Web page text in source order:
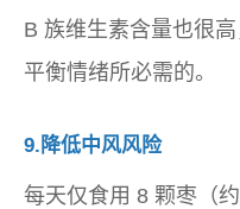
B 族维生素含量也很
平衡情绪所必需的。
9.降低中风风险
每天仅食用 8 颗枣（